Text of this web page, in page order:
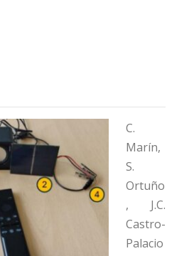
C.
Marín,
S.
Ortuño
, J.C.
Castro-
Palacio